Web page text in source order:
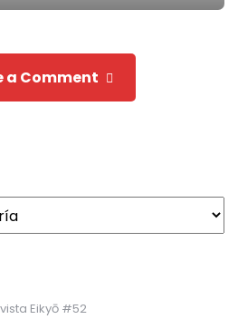
a Comment
Eikyō #52